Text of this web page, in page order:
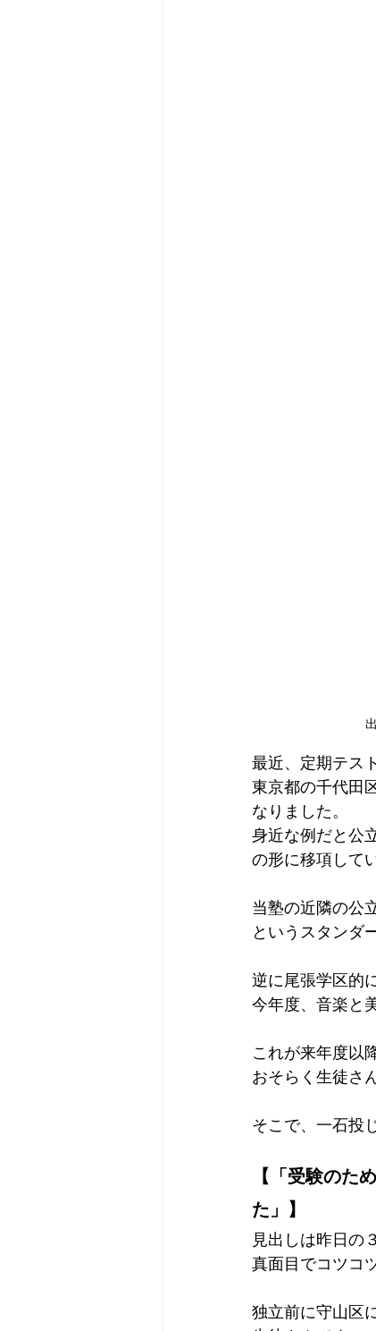
最近、定期テス
東京都の千代田
なりました。
身近な例だと公
の形に移項して
当塾の近隣の公
というスタンダ
逆に尾張学区的
今年度、音楽と
これが来年度以
おそらく生徒さ
そこで、一石投
【「受験のた
た」】
見出しは昨日の
真面目でコツコ
独立前に守山区